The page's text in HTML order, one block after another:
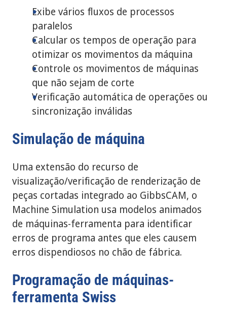
Exibe vários fluxos de processos
paralelos
Calcular os tempos de operação para
otimizar os movimentos da máquina
Controle os movimentos de máquinas
que não sejam de corte
Verificação automática de operações ou
sincronização inválidas
Simulação de máquina
Uma extensão do recurso de
visualização/verificação de renderização de
peças cortadas integrado ao GibbsCAM, o
Machine Simulation usa modelos animados
de máquinas-ferramenta para identificar
erros de programa antes que eles causem
erros dispendiosos no chão de fábrica.
Programação de máquinas-
ferramenta Swiss